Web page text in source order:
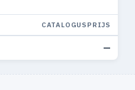
CATALOGUSPRIJS
—